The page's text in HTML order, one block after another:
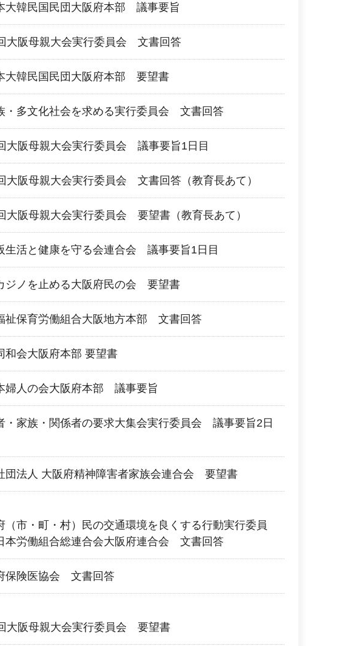
大韓民国民団大阪府本部 議事要旨
大阪母親大会実行委員会 文書回答
大韓民国民団大阪府本部 要望書
・多文化社会を求める実行委員会 文書回答
大阪母親大会実行委員会 議事要旨1日目
大阪母親大会実行委員会 文書回答（教育長あて）
大阪母親大会実行委員会 要望書（教育長あて）
生活と健康を守る会連合会 議事要旨1日目
ジノを止める大阪府民の会 要望書
祉保育労働組合大阪地方本部 文書回答
和会大阪府本部 要望書
婦人の会大阪府本部 議事要旨
・家族・関係者の要求大集会実行委員会 議事要旨2日
団法人 大阪府精神障害者家族会連合会 要望書
（市・町・村）民の交通環境を良くする行動実行委員
本労働組合総連合会大阪府連合会 文書回答
保険医協会 文書回答
大阪母親大会実行委員会 要望書